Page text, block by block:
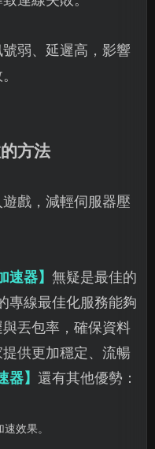
弱、延遲高，影響
方法
戲，減輕伺服器壓
速器】 無疑是最佳的
專線最佳化服務能夠
丟包率，確保資料
供更加穩定、流暢
器】 還有其他優勢：
效果。